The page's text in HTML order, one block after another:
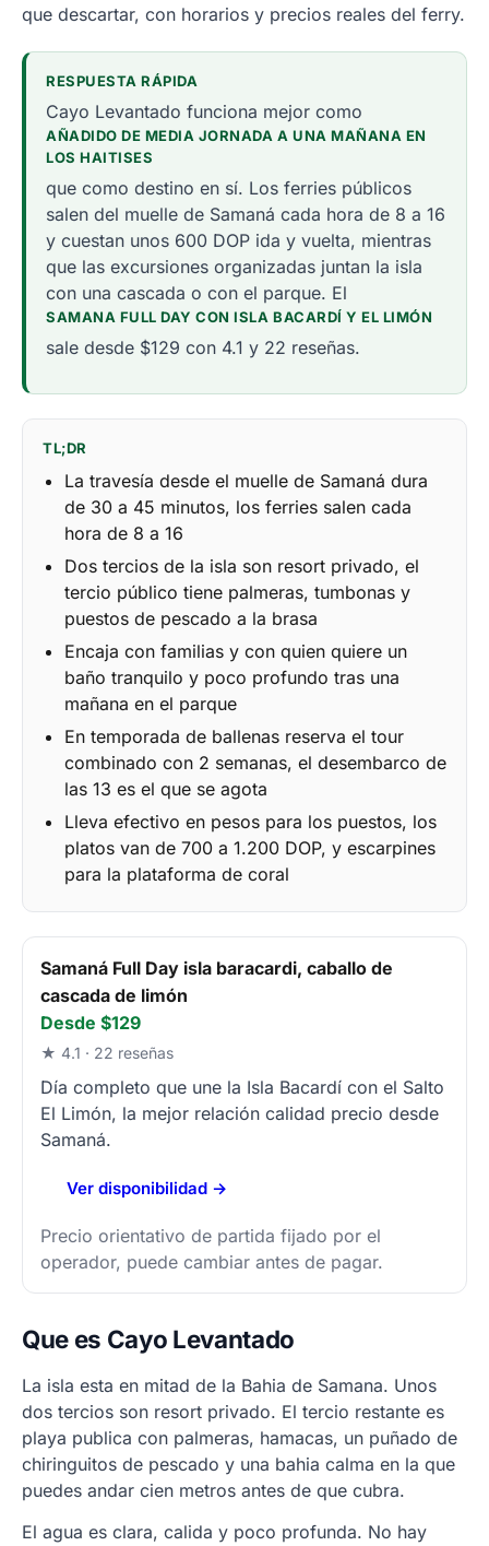
que descartar, con horarios y precios reales del ferry.
RESPUESTA RÁPIDA
Cayo Levantado funciona mejor como
AÑADIDO DE MEDIA JORNADA A UNA MAÑANA EN
LOS HAITISES
que como destino en sí. Los ferries públicos
salen del muelle de Samaná cada hora de 8 a 16
y cuestan unos 600 DOP ida y vuelta, mientras
que las excursiones organizadas juntan la isla
con una cascada o con el parque. El
SAMANA FULL DAY CON ISLA BACARDÍ Y EL LIMÓN
sale desde $129 con 4.1 y 22 reseñas.
TL;DR
La travesía desde el muelle de Samaná dura
de 30 a 45 minutos, los ferries salen cada
hora de 8 a 16
Dos tercios de la isla son resort privado, el
tercio público tiene palmeras, tumbonas y
puestos de pescado a la brasa
Encaja con familias y con quien quiere un
baño tranquilo y poco profundo tras una
mañana en el parque
En temporada de ballenas reserva el tour
combinado con 2 semanas, el desembarco de
las 13 es el que se agota
Lleva efectivo en pesos para los puestos, los
platos van de 700 a 1.200 DOP, y escarpines
para la plataforma de coral
Samaná Full Day isla baracardi, caballo de
cascada de limón
Desde $129
★ 4.1 · 22 reseñas
Día completo que une la Isla Bacardí con el Salto
El Limón, la mejor relación calidad precio desde
Samaná.
Ver disponibilidad →
Precio orientativo de partida fijado por el
operador, puede cambiar antes de pagar.
Que es Cayo Levantado
La isla esta en mitad de la Bahia de Samana. Unos
dos tercios son resort privado. El tercio restante es
playa publica con palmeras, hamacas, un puñado de
chiringuitos de pescado y una bahia calma en la que
puedes andar cien metros antes de que cubra.
El agua es clara, calida y poco profunda. No hay